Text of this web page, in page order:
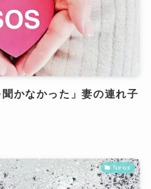
かなかった」妻の連れ子
News